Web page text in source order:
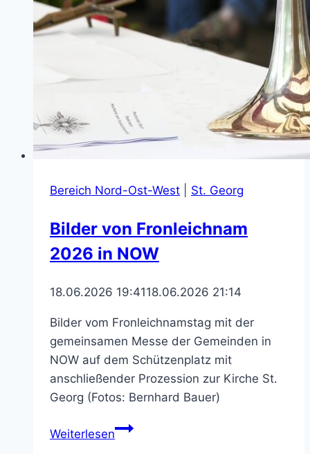
Bereich Nord-Ost-West St. Georg
Bilder von Fronleichnam
2026 in NOW
18.06.2026 19:4118.06.2026 21:14
Bilder vom Fronleichnamstag mit der
gemeinsamen Messe der Gemeinden in
NOW auf dem Schützenplatz mit
anschließender Prozession zur Kirche St.
Georg (Fotos: Bernhard Bauer)
WeiterlesenBilder